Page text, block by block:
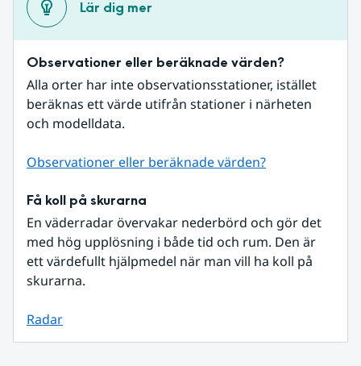
Lär dig mer
Observationer eller beräknade värden?
Alla orter har inte observationsstationer, istället
beräknas ett värde utifrån stationer i närheten
och modelldata.
Observationer eller beräknade värden?
Få koll på skurarna
En väderradar övervakar nederbörd och gör det
med hög upplösning i både tid och rum. Den är
ett värdefullt hjälpmedel när man vill ha koll på
skurarna.
Radar